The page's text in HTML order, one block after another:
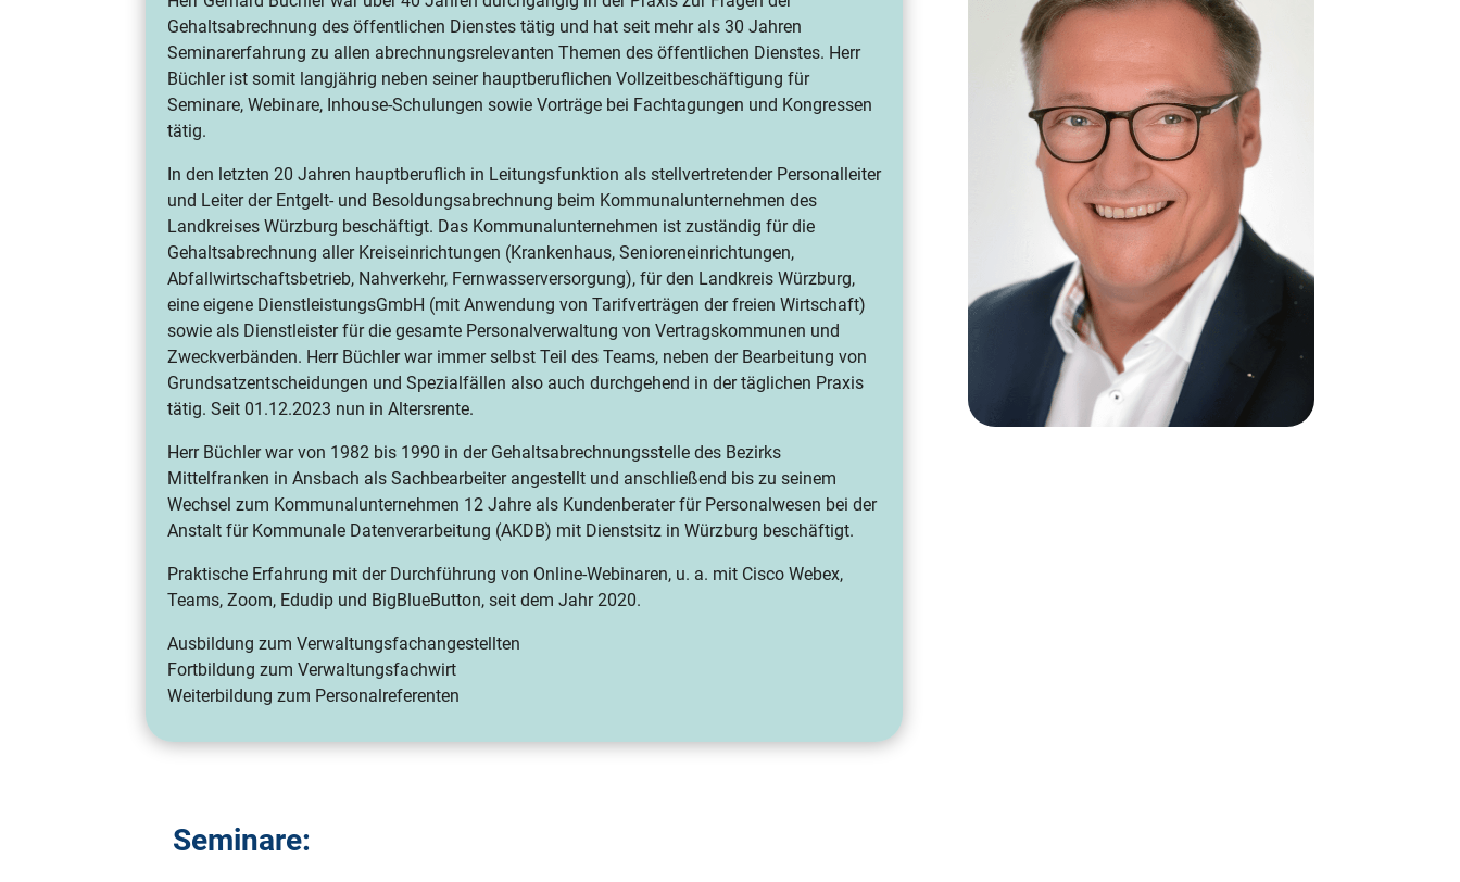
Gehaltsabrechnung des öffentlichen Dienstes tätig und hat seit mehr als 30 Jahren
Seminarerfahrung zu allen abrechnungsrelevanten Themen des öffentlichen Dienstes. Herr
Büchler ist somit langjährig neben seiner hauptberuflichen Vollzeitbeschäftigung für
Seminare, Webinare, Inhouse-Schulungen sowie Vorträge bei Fachtagungen und Kongressen
tätig.
In den letzten 20 Jahren hauptberuflich in Leitungsfunktion als stellvertretender Personalleiter
und Leiter der Entgelt- und Besoldungsabrechnung beim Kommunalunternehmen des
Landkreises Würzburg beschäftigt. Das Kommunalunternehmen ist zuständig für die
Gehaltsabrechnung aller Kreiseinrichtungen (Krankenhaus, Senioreneinrichtungen,
Abfallwirtschaftsbetrieb, Nahverkehr, Fernwasserversorgung), für den Landkreis Würzburg,
eine eigene DienstleistungsGmbH (mit Anwendung von Tarifverträgen der freien Wirtschaft)
sowie als Dienstleister für die gesamte Personalverwaltung von Vertragskommunen und
Zweckverbänden. Herr Büchler war immer selbst Teil des Teams, neben der Bearbeitung von
Grundsatzentscheidungen und Spezialfällen also auch durchgehend in der täglichen Praxis
tätig. Seit 01.12.2023 nun in Altersrente.
Herr Büchler war von 1982 bis 1990 in der Gehaltsabrechnungsstelle des Bezirks
Mittelfranken in Ansbach als Sachbearbeiter angestellt und anschließend bis zu seinem
Wechsel zum Kommunalunternehmen 12 Jahre als Kundenberater für Personalwesen bei der
Anstalt für Kommunale Datenverarbeitung (AKDB) mit Dienstsitz in Würzburg beschäftigt.
Praktische Erfahrung mit der Durchführung von Online-Webinaren, u. a. mit Cisco Webex,
Teams, Zoom, Edudip und BigBlueButton, seit dem Jahr 2020.
Ausbildung zum Verwaltungsfachangestellten
Fortbildung zum Verwaltungsfachwirt
Weiterbildung zum Personalreferenten
Seminare: